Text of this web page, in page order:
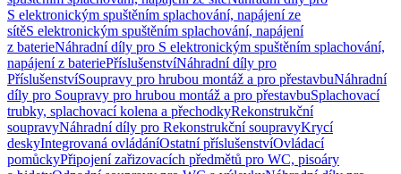
S elektronickým spuštěním splachování, napájení ze
sítěS elektronickým spuštěním splachování, napájení
z baterieNáhradní díly pro S elektronickým spuštěním splachování,
napájení z bateriePříslušenstvíNáhradní díly pro
PříslušenstvíSoupravy pro hrubou montáž a pro přestavbuNáhradní
díly pro Soupravy pro hrubou montáž a pro přestavbuSplachovací
trubky, splachovací kolena a přechodkyRekonstrukční
soupravyNáhradní díly pro Rekonstrukční soupravyKrycí
deskyIntegrovaná ovládáníOstatní příslušenstvíOvládací
pomůckyPřipojení zařizovacích předmětů pro WC, pisoáry